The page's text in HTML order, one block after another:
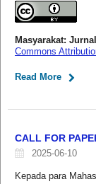
Masyarakat:
Commons
Read More
CALL FOR
2025-06-10
Kepada para